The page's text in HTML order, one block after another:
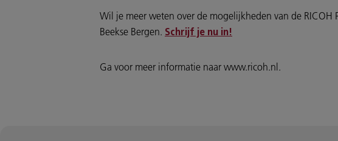
Wil je meer weten over de mogelijkheden van de RICOH
Beekse Bergen. Schrijf je nu in!
Ga voor meer informatie naar www.ricoh.nl.